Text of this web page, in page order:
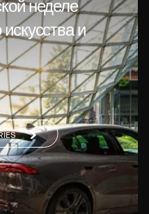
неделе
и